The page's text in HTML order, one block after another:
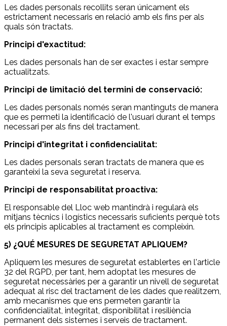
Les dades personals recollits seran únicament els
estrictament necessaris en relació amb els fins per als
quals són tractats.
Principi d'exactitud:
Les dades personals han de ser exactes i estar sempre
actualitzats.
Principi de limitació del termini de conservació:
Les dades personals només seran mantinguts de manera
que es permeti la identificació de l'usuari durant el temps
necessari per als fins del tractament.
Principi d'integritat i confidencialitat:
Les dades personals seran tractats de manera que es
garanteixi la seva seguretat i reserva.
Principi de responsabilitat proactiva:
El responsable del Lloc web mantindrà i regularà els
mitjans tècnics i logístics necessaris suficients perquè tots
els principis aplicables al tractament es compleixin.
5) ¿QUÉ MESURES DE SEGURETAT APLIQUEM?
Apliquem les mesures de seguretat establertes en l'article
32 del RGPD, per tant, hem adoptat les mesures de
seguretat necessàries per a garantir un nivell de seguretat
adequat al risc del tractament de les dades que realitzem,
amb mecanismes que ens permeten garantir la
confidencialitat, integritat, disponibilitat i resiliència
permanent dels sistemes i serveis de tractament.